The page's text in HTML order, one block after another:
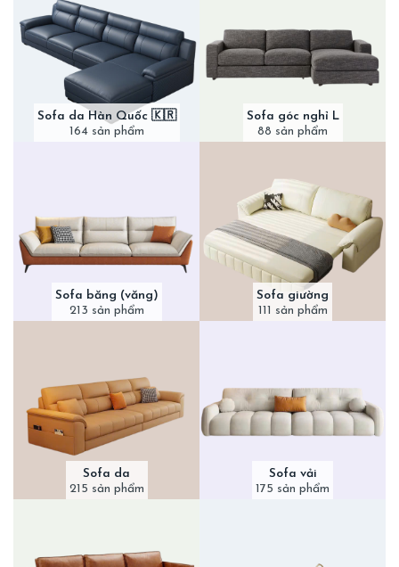
Sofa da Hàn Quốc 🇰🇷
164 sản phẩm
Sofa góc nghỉ L
88 sản phẩm
Sofa băng (văng)
213 sản phẩm
Sofa giường
111 sản phẩm
Sofa da
215 sản phẩm
Sofa vải
175 sản phẩm